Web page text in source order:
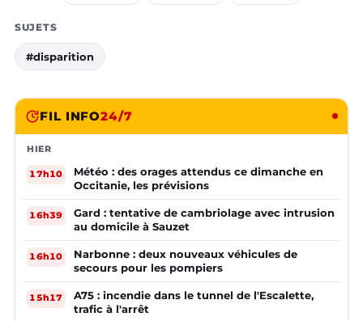
SUJETS
#disparition
FIL INFO24/7
HIER
17h10
Météo : des orages attendus ce dimanche en
Occitanie, les prévisions
16h39
Gard : tentative de cambriolage avec intrusion
au domicile à Sauzet
16h10
Narbonne : deux nouveaux véhicules de
secours pour les pompiers
15h17
A75 : incendie dans le tunnel de l'Escalette,
trafic à l'arrêt